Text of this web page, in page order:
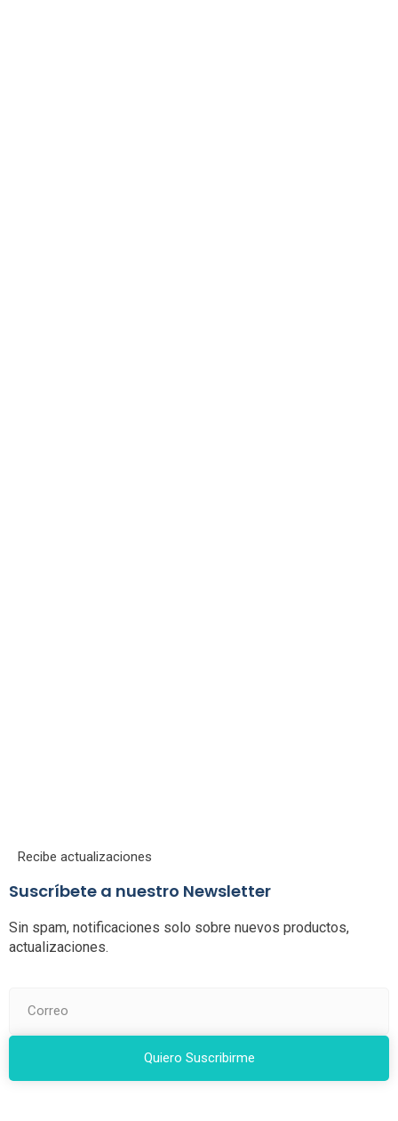
Recibe actualizaciones
Suscríbete a nuestro Newsletter
Sin spam, notificaciones solo sobre nuevos productos,
actualizaciones.
Quiero Suscribirme